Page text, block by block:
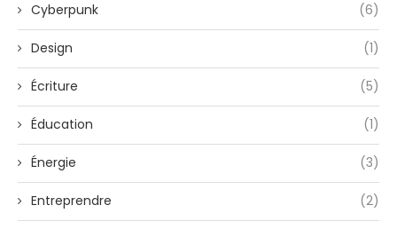
Cyberpunk (6)
Design (1)
Écriture (5)
Éducation (1)
Énergie (3)
Entreprendre (2)